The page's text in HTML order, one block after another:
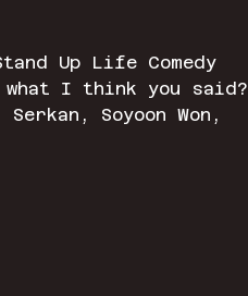
Up Life Comedy
what I think you
Soyoon Won,